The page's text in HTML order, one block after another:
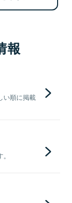
報
い順に掲載